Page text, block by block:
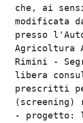
che, ai
presso
Rimini -
libera
-